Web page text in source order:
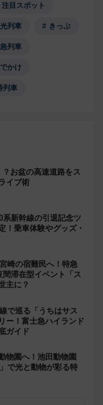
目スポット
列車 きっぷ
列車
かけ
列車
お盆の高速道路をス
イブ術
系新幹線の引退記念ツ
！乗車体験やグッズ・
崎の宿難民へ！特急
滞在型イベント「ス
主に？
で巡る「うちはサス
ー！富士急ハイランド
ガイド
物園へ！池田動物園
で光と動物が彩る特